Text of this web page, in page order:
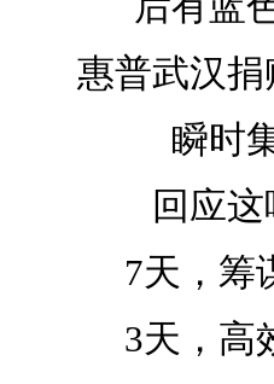
惠普武汉
瞬时
回应
7天，筹
3天，高